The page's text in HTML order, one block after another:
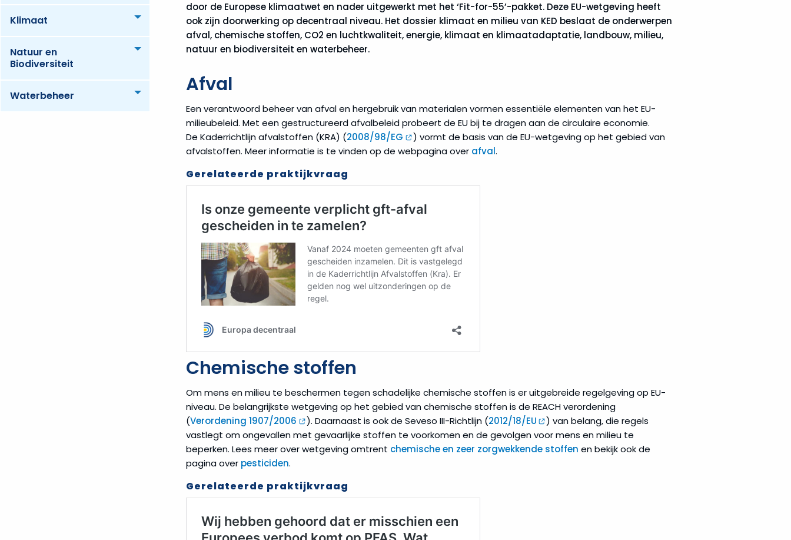
Klimaat Toggle menu
Natuur en
Biodiversiteit
Toggle menu
Waterbeheer Toggle menu
door de Europese klimaatwet en nader uitgewerkt met het ‘Fit-for-55’-pakket. Deze EU-wetgeving heeft
ook zijn doorwerking op decentraal niveau. Het dossier klimaat en milieu van KED beslaat de onderwerpen
afval, chemische stoffen, CO2 en luchtkwaliteit, energie, klimaat en klimaatadaptatie, landbouw, milieu,
natuur en biodiversiteit en waterbeheer.
Afval
Een verantwoord beheer van afval en hergebruik van materialen vormen essentiële elementen van het EU-
milieubeleid. Met een gestructureerd afvalbeleid probeert de EU bij te dragen aan de circulaire economie.
De Kaderrichtlijn afvalstoffen (KRA) (2008/98/EG
) vormt de basis van de EU-wetgeving op het gebied van
afvalstoffen. Meer informatie is te vinden op de webpagina over afval.
Gerelateerde praktijkvraag
Chemische stoffen
Om mens en milieu te beschermen tegen schadelijke chemische stoffen is er uitgebreide regelgeving op EU-
niveau. De belangrijkste wetgeving op het gebied van chemische stoffen is de REACH verordening
(Verordening 1907/2006 ). Daarnaast is ook de Seveso III-Richtlijn (2012/18/EU
) van belang, die regels
vastlegt om ongevallen met gevaarlijke stoffen te voorkomen en de gevolgen voor mens en milieu te
beperken. Lees meer over wetgeving omtrent chemische en zeer zorgwekkende stoffen en bekijk ook de
pagina over pesticiden.
Gerelateerde praktijkvraag